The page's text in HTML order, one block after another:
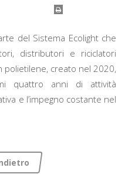
del Sistema Ecolight che
distributori e riciclatori
polietilene, creato nel 2020,
quattro anni di attività
e l’impegno costante nel